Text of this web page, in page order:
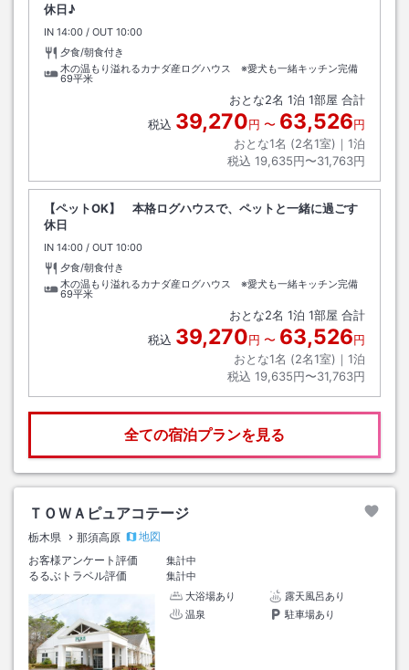
休日♪
IN チェックイン
14:00 / OUT チェックアウト
10:00
夕食/朝食付き
木の温もり溢れるカナダ産ログハウス ※愛犬も一緒キッチン完備
69平米
おとな2名 1泊 1部屋 合計
税込 39,270円 〜 63,526円
おとな1名 (2名1室)｜ 1泊
税込 19,635円〜31,763円
【ペットOK】 本格ログハウスで、ペットと一緒に過ごす
休日
IN チェックイン
14:00 / OUT チェックアウト
10:00
夕食/朝食付き
木の温もり溢れるカナダ産ログハウス ※愛犬も一緒キッチン完備
69平米
おとな2名 1泊 1部屋 合計
税込 39,270円 〜 63,526円
おとな1名 (2名1室)｜ 1泊
税込 19,635円〜31,763円
全ての宿泊プランを見る
ＴＯＷＡピュアコテージ
栃木県 那須高原
地図
お客様アンケート評価
集計中
るるぶトラベル評価
集計中
大浴場あり
露天風呂あり
温泉
駐車場あり